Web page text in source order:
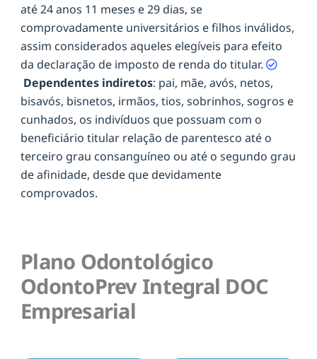
até 24 anos 11 meses e 29 dias, se
comprovadamente universitários e filhos inválidos,
assim considerados aqueles elegíveis para efeito
da declaração de imposto de renda do titular.
Dependentes indiretos: pai, mãe, avós, netos,
bisavós, bisnetos, irmãos, tios, sobrinhos, sogros e
cunhados, os indivíduos que possuam com o
beneficiário titular relação de parentesco até o
terceiro grau consanguíneo ou até o segundo grau
de afinidade, desde que devidamente
comprovados.
Plano Odontológico
OdontoPrev Integral DOC
Empresarial